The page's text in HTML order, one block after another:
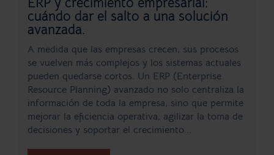
cuándo dar el salto a una solución
avanzada.
A medida que las empresas crecen, sus procesos
se vuelven más complejos y los sistemas actuales
pueden quedarse cortos. Un ERP (Enterprise
Resource Planning) avanzado no solo centraliza la
información de toda la empresa, sino que permite
mejorar la eficiencia operativa, agilizar la toma de
decisiones y soportar el crecimiento...